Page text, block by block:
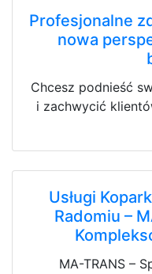
Profesjonalne
nowa
Chcesz podnieść
i zachwycić
Usługi
Radomiu –
MA-TRANS –